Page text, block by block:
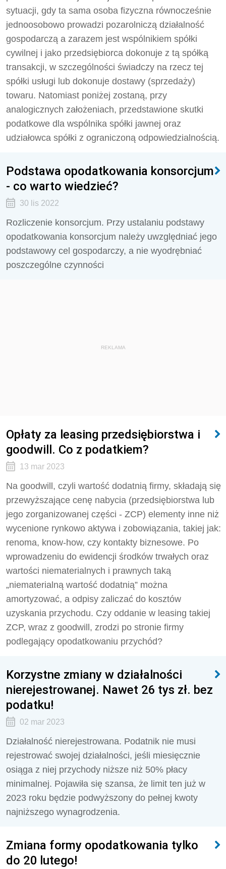
sytuacji, gdy ta sama osoba fizyczna równocześnie
jednoosobowo prowadzi pozarolniczą działalność
gospodarczą a zarazem jest wspólnikiem spółki
cywilnej i jako przedsiębiorca dokonuje z tą spółką
transakcji, w szczególności świadczy na rzecz tej
spółki usługi lub dokonuje dostawy (sprzedaży)
towaru. Natomiast poniżej zostaną, przy
analogicznych założeniach, przedstawione skutki
podatkowe dla wspólnika spółki jawnej oraz
udziałowca spółki z ograniczoną odpowiedzialnością.
Podstawa opodatkowania konsorcjum
- co warto wiedzieć?
30 lis 2022
Rozliczenie konsorcjum. Przy ustalaniu podstawy
opodatkowania konsorcjum należy uwzględniać jego
podstawowy cel gospodarczy, a nie wyodrębniać
poszczególne czynności
REKLAMA
Opłaty za leasing przedsiębiorstwa i
goodwill. Co z podatkiem?
13 mar 2023
Na goodwill, czyli wartość dodatnią firmy, składają się
przewyższające cenę nabycia (przedsiębiorstwa lub
jego zorganizowanej części - ZCP) elementy inne niż
wycenione rynkowo aktywa i zobowiązania, takiej jak:
renoma, know-how, czy kontakty biznesowe. Po
wprowadzeniu do ewidencji środków trwałych oraz
wartości niematerialnych i prawnych taką
„niematerialną wartość dodatnią” można
amortyzować, a odpisy zaliczać do kosztów
uzyskania przychodu. Czy oddanie w leasing takiej
ZCP, wraz z goodwill, zrodzi po stronie firmy
podlegający opodatkowaniu przychód?
Korzystne zmiany w działalności
nierejestrowanej. Nawet 26 tys zł. bez
podatku!
02 mar 2023
Działalność nierejestrowana. Podatnik nie musi
rejestrować swojej działalności, jeśli miesięcznie
osiąga z niej przychody niższe niż 50% płacy
minimalnej. Pojawiła się szansa, że limit ten już w
2023 roku będzie podwyższony do pełnej kwoty
najniższego wynagrodzenia.
Zmiana formy opodatkowania tylko
do 20 lutego!